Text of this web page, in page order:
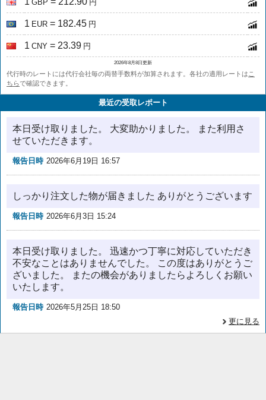
GBP 円
1 EUR = 182.45 円
1 CNY = 23.39 円
2026年8月8日更新
代行時のレートには代行会社毎の両替手数料が加算されます。各社の適用レートは こ
ちらで確認できます。
最近の受取レポート
本日受け取りました。 大変助かりました。 また利用さ
せていただきます。
報告日時 2026年6月19日 16:57
しっかり注文した物が届きました ありがとうございます
報告日時 2026年6月3日 15:24
本日受け取りました。 迅速かつ丁寧に対応していただき
不安なことはありませんでした。 この度はありがとうご
ざいました。 またの機会がありましたらよろしくお願い
いたします。
報告日時 2026年5月25日 18:50
更に見る